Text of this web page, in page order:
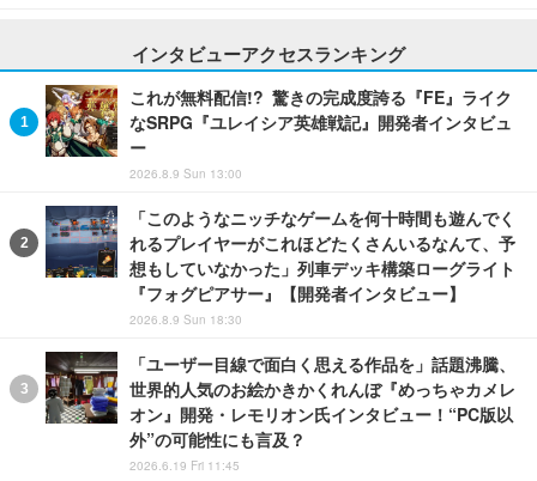
インタビューアクセスランキング
これが無料配信!? 驚きの完成度誇る『FE』ライク
なSRPG『ユレイシア英雄戦記』開発者インタビュ
ー
2026.8.9 Sun 13:00
「このようなニッチなゲームを何十時間も遊んでく
れるプレイヤーがこれほどたくさんいるなんて、予
想もしていなかった」列車デッキ構築ローグライト
『フォグピアサー』【開発者インタビュー】
2026.8.9 Sun 18:30
「ユーザー目線で面白く思える作品を」話題沸騰、
世界的人気のお絵かきかくれんぼ『めっちゃカメレ
オン』開発・レモリオン氏インタビュー！“PC版以
外”の可能性にも言及？
2026.6.19 Fri 11:45